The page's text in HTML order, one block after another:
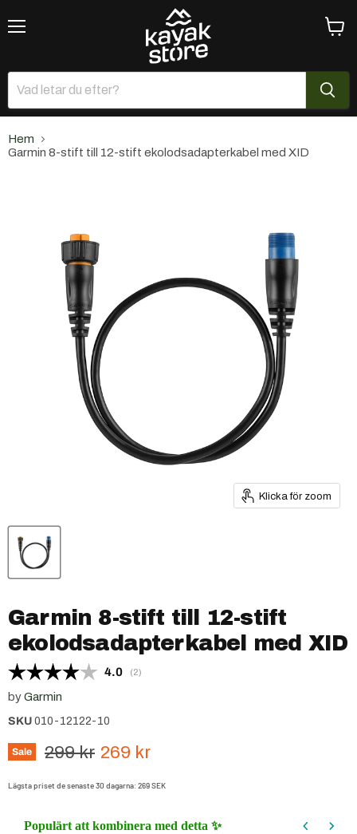
Hem
Garmin 8-stift till 12-stift ekolodsadapterkabel med XID
Klicka för zoom
Garmin 8-stift till 12-stift
ekolodsadapterkabel med XID
Snittbetyg:
4.0 (röster:
2)
byGarmin
SKU 010-12122-10
Sale Ursprungspris
299 kr Nuvarande pris
269 kr
Lägsta priset de senaste 30 dagarna:269 SEK
Populärt att kombinera med detta ✨